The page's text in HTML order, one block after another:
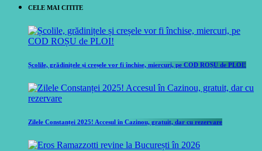
CELE MAI CITITE
Școlile, grădinițele și creșele vor fi închise, miercuri, pe COD ROȘU de PLOI!
Zilele Constanței 2025! Accesul în Cazinou, gratuit, dar cu rezervare